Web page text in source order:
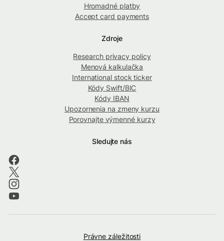
Hromadné platby
Accept card payments
Zdroje
Research privacy policy
Menová kalkulačka
International stock ticker
Kódy Swift/BIC
Kódy IBAN
Upozornenia na zmeny kurzu
Porovnajte výmenné kurzy
Sledujte nás
Právne záležitosti